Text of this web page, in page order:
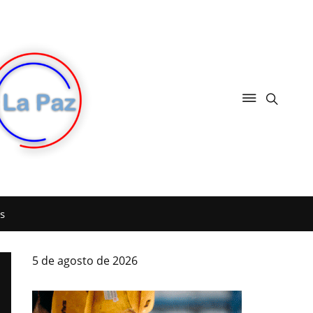
5 de agosto de 2026